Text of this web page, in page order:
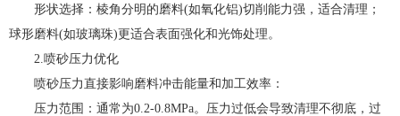
形状选择：棱角分明的磨料(如氧化铝)切削能力强，适合清理；
球形磨料(如玻璃珠)更适合表面强化和光饰处理。
2.喷砂压力优化
喷砂压力直接影响磨料冲击能量和加工效率：
压力范围：通常为0.2-0.8MPa。压力过低会导致清理不彻底，过